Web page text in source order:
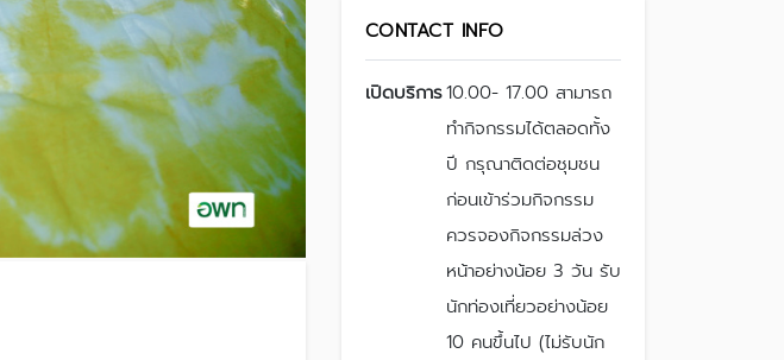
CONTACT INFO
เปิดบริการ10.00- 17.00 สามารถ
ทำกิจกรรมได้ตลอดทั้ง
ปี กรุณาติดต่อชุมชน
ก่อนเข้าร่วมกิจกรรม
ควรจองกิจกรรมล่วง
หน้าอย่างน้อย 3 วัน รับ
นักท่องเที่ยวอย่างน้อย
10 คนขึ้นไป (ไม่รับนัก